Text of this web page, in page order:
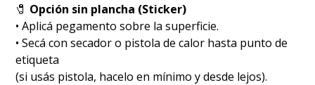
🧷 Opción sin plancha (Sticker)
• Aplicá pegamento sobre la superficie.
• Secá con secador o pistola de calor hasta punto de
etiqueta
(si usás pistola, hacelo en mínimo y desde lejos).